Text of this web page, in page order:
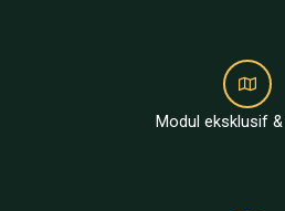
Modul eksklusif